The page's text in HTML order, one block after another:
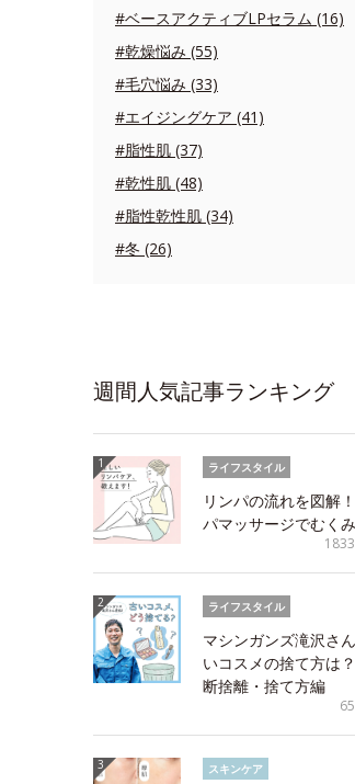
#ベースアクティブLPセラム (16)
#乾燥悩み (55)
#毛穴悩み (33)
#エイジングケア (41)
#脂性肌 (37)
#乾性肌 (48)
#脂性乾性肌 (34)
#冬 (26)
週間人気記事ランキング
ライフスタイル
リンパの流れを図解
パマッサージでむく
ライフスタイル
マシンガンズ滝沢さ
いコスメの捨て方は
断捨離・捨て方編
スキンケア